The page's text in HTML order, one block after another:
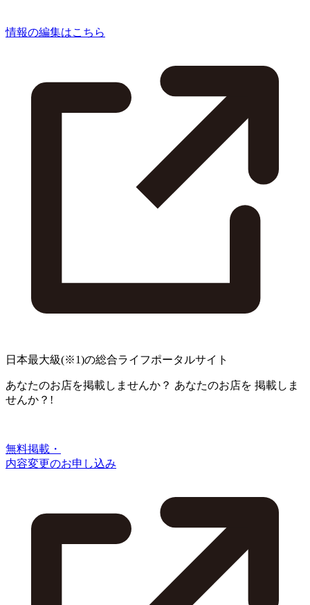
情報の編集はこちら
日本最大級(※1)の総合ライフポータルサイト
あなたのお店を掲載しませんか？ あなたのお店を 掲載しま
せんか？!
無料掲載・
内容変更のお申し込み